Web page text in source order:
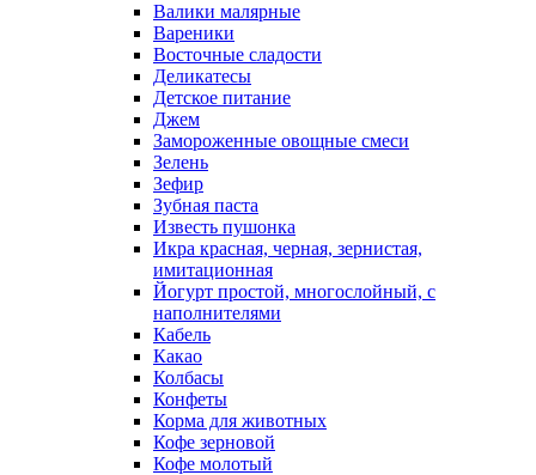
Валики малярные
Вареники
Восточные сладости
Деликатесы
Детское питание
Джем
Замороженные овощные смеси
Зелень
Зефир
Зубная паста
Известь пушонка
Икра красная, черная, зернистая,
имитационная
Йогурт простой, многослойный, с
наполнителями
Кабель
Какао
Колбасы
Конфеты
Корма для животных
Кофе зерновой
Кофе молотый